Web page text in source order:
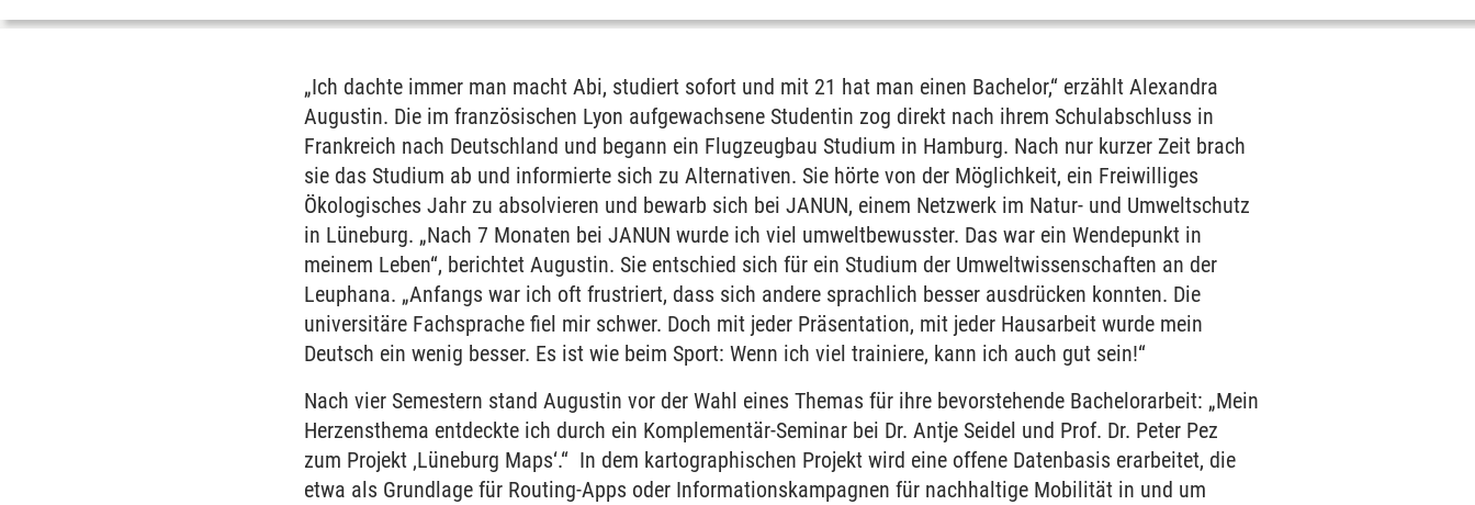
„Ich dachte immer man macht Abi, studiert sofort und mit 21 hat man einen Bachelor,“ erzählt Alexandra
Augustin. Die im französischen Lyon aufgewachsene Studentin zog direkt nach ihrem Schulabschluss in
Frankreich nach Deutschland und begann ein Flugzeugbau Studium in Hamburg. Nach nur kurzer Zeit brach
sie das Studium ab und informierte sich zu Alternativen. Sie hörte von der Möglichkeit, ein Freiwilliges
Ökologisches Jahr zu absolvieren und bewarb sich bei JANUN, einem Netzwerk im Natur- und Umweltschutz
in Lüneburg. „Nach 7 Monaten bei JANUN wurde ich viel umweltbewusster. Das war ein Wendepunkt in
meinem Leben“, berichtet Augustin. Sie entschied sich für ein Studium der Umweltwissenschaften an der
Leuphana. „Anfangs war ich oft frustriert, dass sich andere sprachlich besser ausdrücken konnten. Die
universitäre Fachsprache fiel mir schwer. Doch mit jeder Präsentation, mit jeder Hausarbeit wurde mein
Deutsch ein wenig besser. Es ist wie beim Sport: Wenn ich viel trainiere, kann ich auch gut sein!“
Nach vier Semestern stand Augustin vor der Wahl eines Themas für ihre bevorstehende Bachelorarbeit: „Mein
Herzensthema entdeckte ich durch ein Komplementär-Seminar bei Dr. Antje Seidel und Prof. Dr. Peter Pez
zum Projekt ‚Lüneburg Maps‘.“ In dem kartographischen Projekt wird eine offene Datenbasis erarbeitet, die
etwa als Grundlage für Routing-Apps oder Informationskampagnen für nachhaltige Mobilität in und um